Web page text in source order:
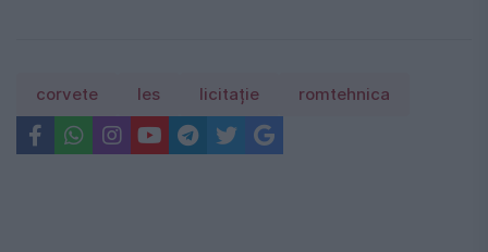
corvete les licitație romtehnica